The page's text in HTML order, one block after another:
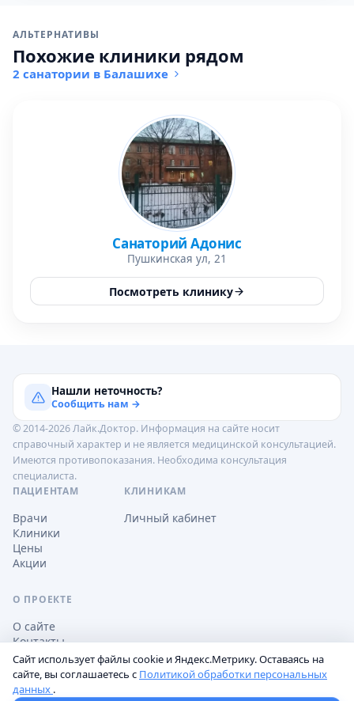
АЛЬТЕРНАТИВЫ
Похожие клиники рядом
2 санатории в Балашихе
Санаторий Адонис
Пушкинская ул, 21
Посмотреть клинику
Нашли неточность?
Сообщить нам →
© 2014-2026 Лайк.Доктор. Информация на сайте носит
справочный характер и не является медицинской консультацией.
Имеются противопоказания. Необходима консультация
специалиста.
ПАЦИЕНТАМ
Врачи
Клиники
Цены
Акции
КЛИНИКАМ
Личный кабинет
О ПРОЕКТЕ
О сайте
Контакты
Обработка персональных данных
Сайт использует файлы cookie и Яндекс.Метрику. Оставаясь на
сайте, вы соглашаетесь с Политикой обработки персональных
данных .